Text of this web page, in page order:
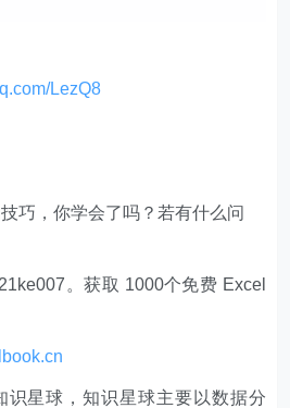
LezQ8
巧，你学会了吗？若有什么问
。获取 1000个免费 Excel
识星球，知识星球主要以数据分